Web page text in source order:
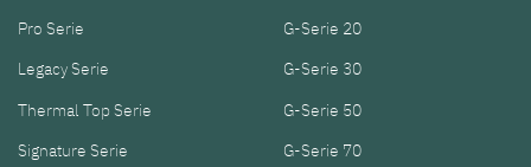
Pro Serie
Legacy Serie
Thermal Top Serie
Signature Serie
G-Serie 20
G-Serie 30
G-Serie 50
G-Serie 70